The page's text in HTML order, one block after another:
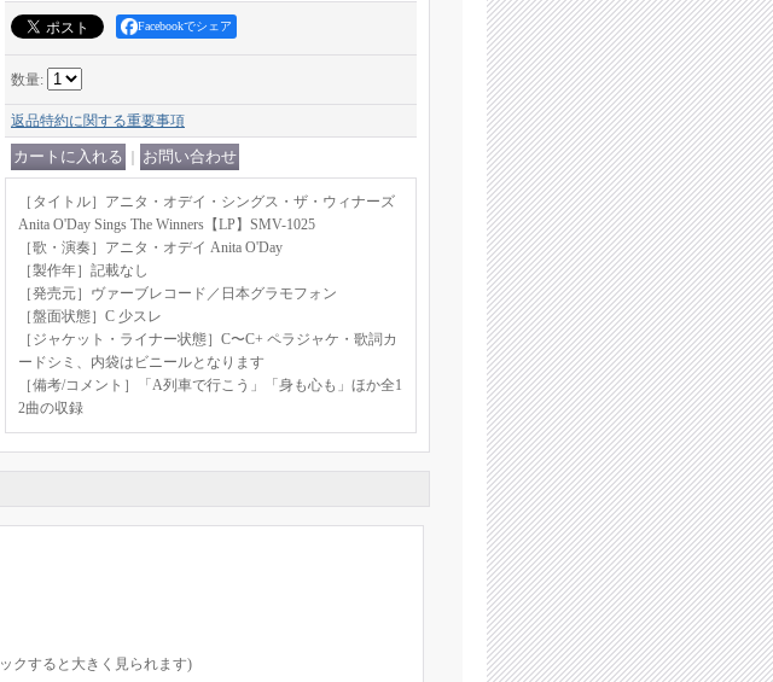
Facebookでシェア
数量:
返品特約に関する重要事項
［タイトル］アニタ・オデイ・シングス・ザ・ウィナーズ
Anita O'Day Sings The Winners【LP】SMV-1025
［歌・演奏］アニタ・オデイ Anita O'Day
［製作年］記載なし
［発売元］ヴァーブレコード／日本グラモフォン
［盤面状態］C 少スレ
［ジャケット・ライナー状態］C〜C+ ペラジャケ・歌詞カ
ードシミ、内袋はビニールとなります
［備考/コメント］「A列車で行こう」「身も心も」ほか全1
2曲の収録
クすると大きく見られます)